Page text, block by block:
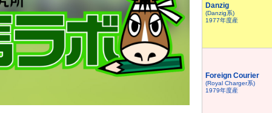
Danzig
(Danzig系)
1977年度産
Foreign Courier
(Royal Charger系)
1979年度産